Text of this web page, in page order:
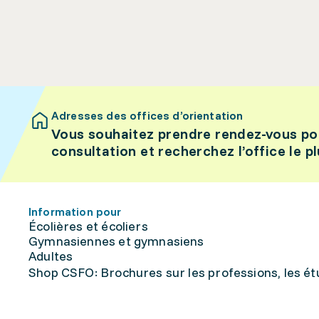
Adresses des offices d’orientation
Vous souhaitez prendre rendez-vous
consultation et recherchez l’office le
Information pour
Écolières et écoliers
Gymnasiennes et gymnasiens
Adultes
Shop CSFO: Brochures sur les professions, les